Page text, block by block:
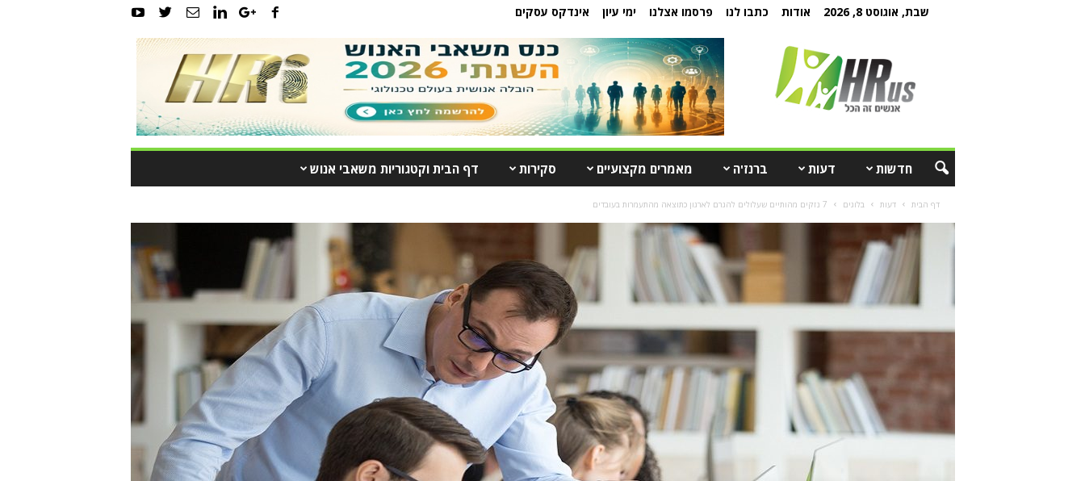
שבת, אוגוסט 8, 2026 אודות כתבו לנו פרסמו אצלנו ימי עיון אינדקס עסקים
חדשות דעות ברנז'ה מאמרים מקצועיים סקירות דף הבית וקטגוריות משאבי אנוש
דף הבית דעות בלוגים 7 נזקים מהותיים שעלולים להגרם לארגון כתוצאה מהתעמרות בעובדים